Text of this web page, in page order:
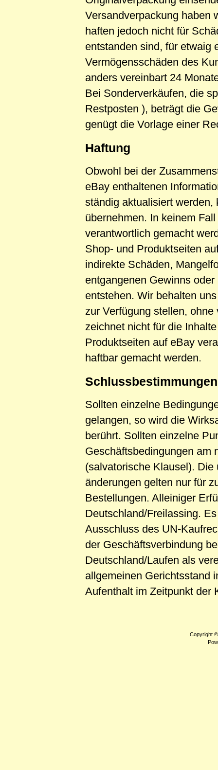
Versandverpackung haben
haften jedoch nicht für
entstanden sind, für etwaig
Vermögensschäden des
anders vereinbart 24
Bei Sonderverkäufen, die
Restposten ), beträgt die
genügt die Vorlage einer
Haftung
Obwohl bei der
eBay enthaltenen
ständig aktualisiert
übernehmen. In keinem
verantwortlich gemacht
Shop- und Produktseiten
indirekte Schäden,
entgangenen Gewinns
entstehen. Wir behalten
zur Verfügung stellen,
zeichnet nicht für die
Produktseiten auf eBay
haftbar gemacht werden.
Schlussbestimmungen
Sollten einzelne
gelangen, so wird die
berührt. Sollten einzelne
Geschäftsbedingungen am
(salvatorische Klausel).
änderungen gelten nur für
Bestellungen. Alleiniger
Deutschland/Freilassing.
Ausschluss des UN-
der Geschäftsverbindung
Deutschland/Laufen als
allgemeinen Gerichtsstand
Aufenthalt im Zeitpunkt der
Copyright